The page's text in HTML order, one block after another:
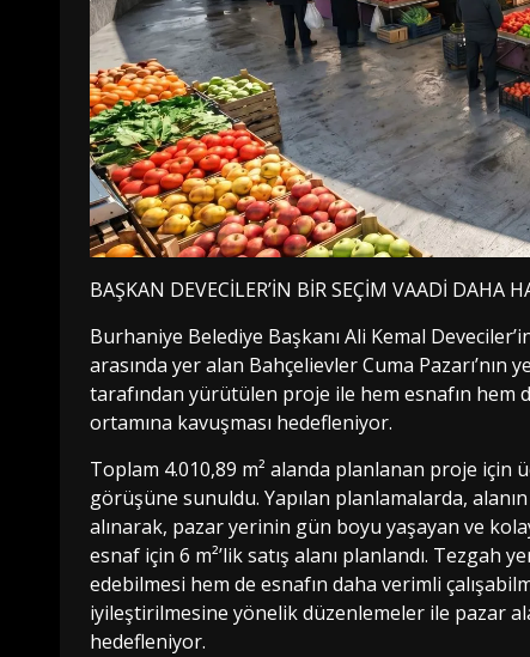
BAŞKAN DEVECİLER’İN BİR SEÇİM VAADİ DAHA
Burhaniye Belediye Başkanı Ali Kemal
arasında yer alan Bahçelievler Cuma
tarafından yürütülen proje ile hem esnafın hem
ortamına kavuşması hedefleniyor.
Toplam 4.010,89 m² alanda planlanan proje için
görüşüne sunuldu. Yapılan planlamalarda,
alınarak, pazar yerinin gün boyu yaşayan ve
esnaf için 6 m²’lik satış alanı planlandı.
edebilmesi hem de esnafın daha verimli
iyileştirilmesine yönelik düzenlemeler ile pazar
hedefleniyor.